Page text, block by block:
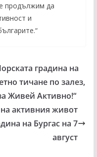
продължим да
и
градина на
тичане по залез,
Живей Активно!“
активния живот
на Бургас на 7
август